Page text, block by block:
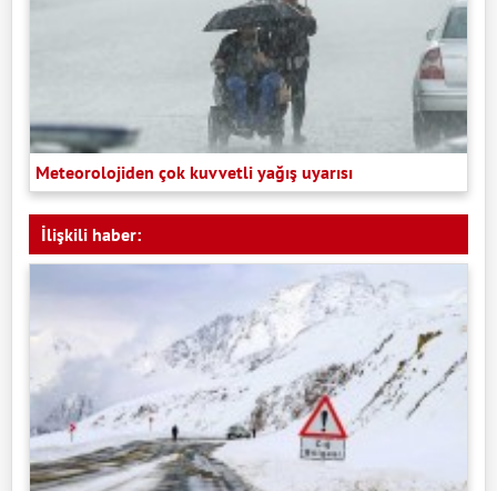
Meteorolojiden çok kuvvetli yağış uyarısı
İlişkili haber: